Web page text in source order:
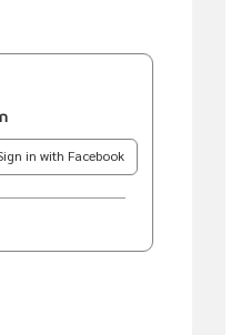
in with Facebook